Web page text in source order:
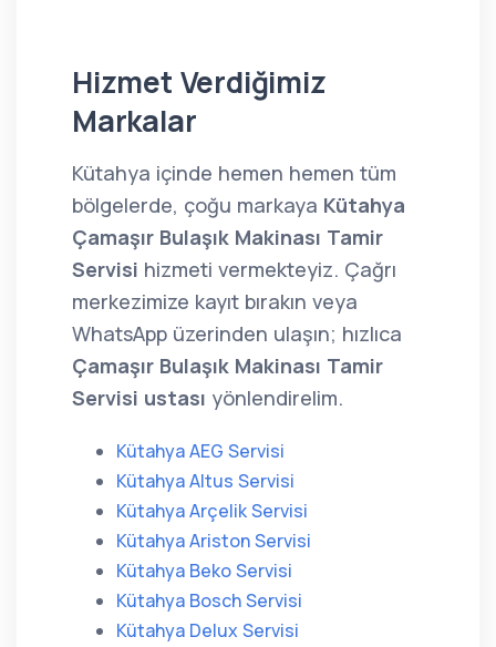
Hizmet Verdiğimiz
Markalar
Kütahya içinde hemen hemen tüm
bölgelerde, çoğu markaya Kütahya
Çamaşır Bulaşık Makinası Tamir
Servisi hizmeti vermekteyiz. Çağrı
merkezimize kayıt bırakın veya
WhatsApp üzerinden ulaşın; hızlıca
Çamaşır Bulaşık Makinası Tamir
Servisi ustası yönlendirelim.
Kütahya AEG Servisi
Kütahya Altus Servisi
Kütahya Arçelik Servisi
Kütahya Ariston Servisi
Kütahya Beko Servisi
Kütahya Bosch Servisi
Kütahya Delux Servisi